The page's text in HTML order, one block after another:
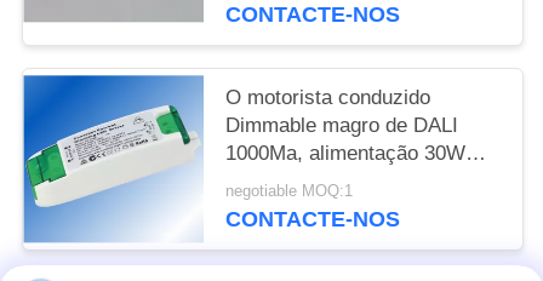
CONTACTE-NOS
O motorista conduzido
Dimmable magro de DALI
1000Ma, alimentação 30W
conduzida atual constante
fonte 28 VDC
negotiable MOQ:1
CONTACTE-NOS